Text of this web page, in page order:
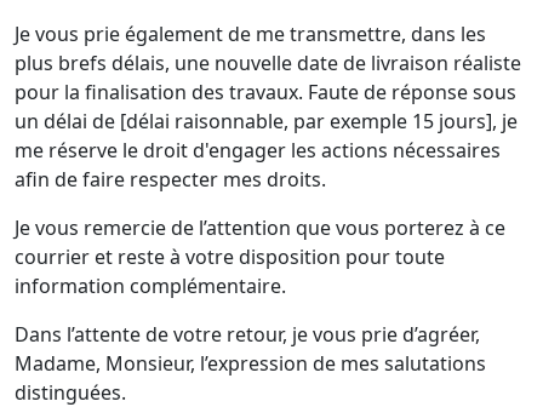
Je vous prie également de me transmettre, dans les
plus brefs délais, une nouvelle date de livraison réaliste
pour la finalisation des travaux. Faute de réponse sous
un délai de [délai raisonnable, par exemple 15 jours], je
me réserve le droit d'engager les actions nécessaires
afin de faire respecter mes droits.
Je vous remercie de l’attention que vous porterez à ce
courrier et reste à votre disposition pour toute
information complémentaire.
Dans l’attente de votre retour, je vous prie d’agréer,
Madame, Monsieur, l’expression de mes salutations
distinguées.